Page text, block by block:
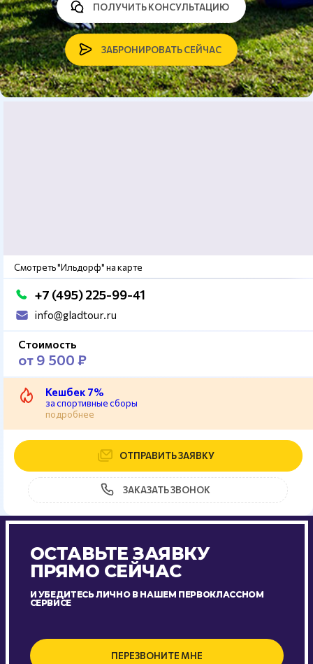
ЗАБРОНИРОВАТЬ СЕЙЧАС
ПОЛУЧИТЬ КОНСУЛЬТАЦИЮ
Смотреть "Ильдорф" на карте
+7 (495) 225-99-41
info@gladtour.ru
Стоимость
от 9 500 ₽
Кешбек 7%
за спортивные сборы
подробнее
ОТПРАВИТЬ ЗАЯВКУ
ЗАКАЗАТЬ ЗВОНОК
ОСТАВЬТЕ ЗАЯВКУ
ПРЯМО СЕЙЧАС
И УБЕДИТЕСЬ ЛИЧНО В НАШЕМ ПЕРВОКЛАССНОМ
СЕРВИСЕ
ПЕРЕЗВОНИТЕ МНЕ